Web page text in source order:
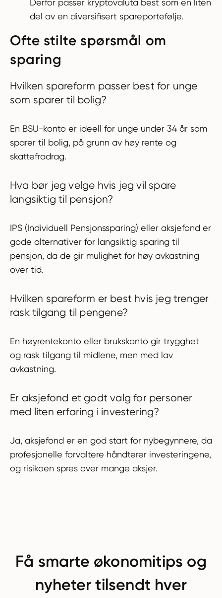
Derfor passer kryptovaluta best som en liten
del av en diversifisert spareportefølje.
Ofte stilte spørsmål om
sparing
Hvilken spareform passer best for unge
som sparer til bolig?
En BSU-konto er ideell for unge under 34 år som
sparer til bolig, på grunn av høy rente og
skattefradrag.
Hva bør jeg velge hvis jeg vil spare
langsiktig til pensjon?
IPS (Individuell Pensjonssparing) eller aksjefond er
gode alternativer for langsiktig sparing til
pensjon, da de gir mulighet for høy avkastning
over tid.
Hvilken spareform er best hvis jeg trenger
rask tilgang til pengene?
En høyrentekonto eller brukskonto gir trygghet
og rask tilgang til midlene, men med lav
avkastning.
Er aksjefond et godt valg for personer
med liten erfaring i investering?
Ja, aksjefond er en god start for nybegynnere, da
profesjonelle forvaltere håndterer investeringene,
og risikoen spres over mange aksjer.
Få smarte økonomitips og
nyheter tilsendt hver